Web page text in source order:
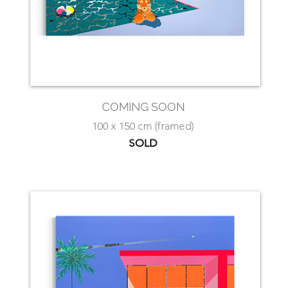
COMING SOON
100 x 150 cm (framed)
SOLD